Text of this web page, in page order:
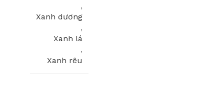
,
Xanh dương
,
Xanh lá
,
Xanh rêu